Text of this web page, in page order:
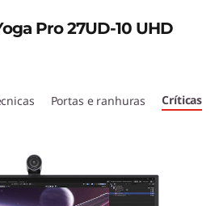
Pro 27UD-10 UHD
Portas e ranhuras Críticas